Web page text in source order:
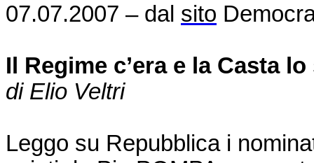
07.07.2007 – dal sito
Il Regime c’era e la Casta
di Elio Veltri
Leggo su Repubblica i